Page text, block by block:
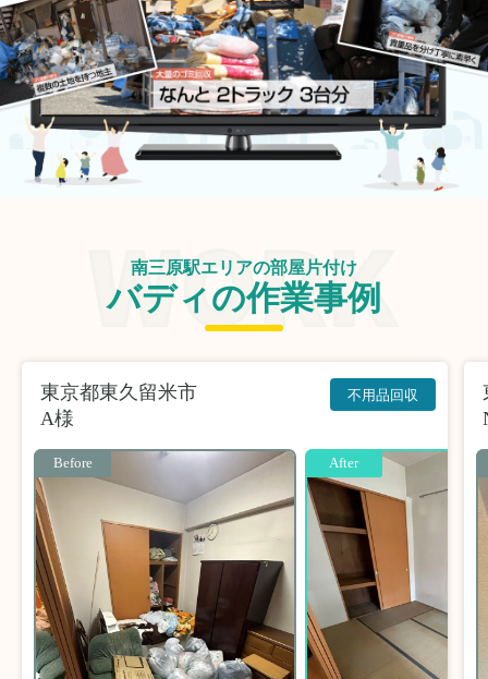
南三原駅エリアの部屋片付け
バディの作業事例
東京都東久留米市
A様
不用品回収
Before After